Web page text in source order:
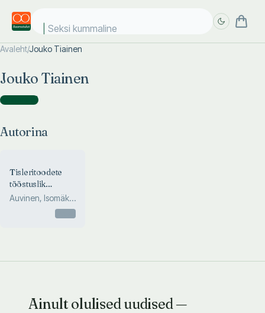
Seksi kummaline
Avaleht/Jouko Tiainen
Jouko Tiainen
Autorina )
Autorina
Tisleritoodete
tööstuslik
tootmine
Auvinen, Isomäki,
Saimovaara...
Ainult olulised uudised —